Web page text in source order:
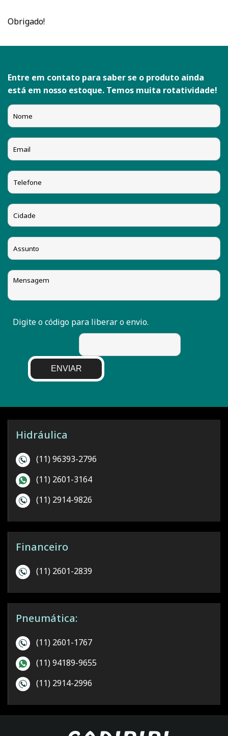
Obrigado!
Entre em contato para saber se o produto ainda
está em nosso estoque. Temos muita rotatividade!
Digite o código para liberar o envio.
ENVIAR
Hidráulica
(11) 96393-2796
(11) 2601-3164
(11) 2914-9826
Financeiro
(11) 2601-2839
Pneumática:
(11) 2601-1767
(11) 94189-9655
(11) 2914-2996